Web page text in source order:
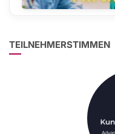
TEILNEHMERSTIMMEN